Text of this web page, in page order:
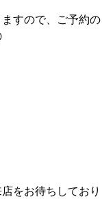
すので、ご予約の
をお待ちしており